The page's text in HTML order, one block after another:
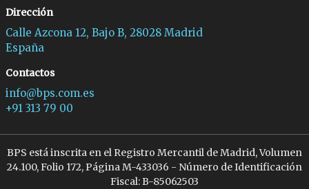
Dirección
Calle Azcona 12, Bajo B, 28028 Madrid
España
Contactos
info@bps.com.es
+91 313 79 00
BPS está inscrita en el Registro Mercantil de Madrid, Volumen
24.100, Folio 172, Página M-433036 - Número de Identificación
Fiscal: B-85062503